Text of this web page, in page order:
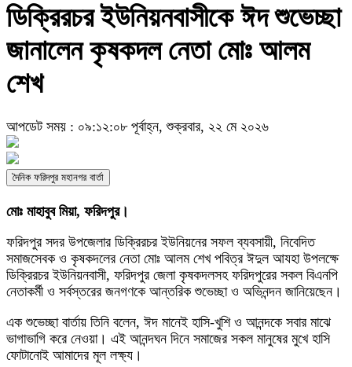
ডিক্রিরচর ইউনিয়নবাসীকে ঈদ শুভেচ্ছা
জানালেন কৃষকদল নেতা মোঃ আলম
শেখ
আপডেট সময় : ০৯:১২:০৮ পূর্বাহ্ন, শুক্রবার, ২২ মে ২০২৬
দৈনিক ফরিদপুর মহানগর বার্তা
মোঃ মাহাবুব মিয়া, ফরিদপুর।
ফরিদপুর সদর উপজেলার ডিক্রিরচর ইউনিয়নের সফল ব্যবসায়ী, নিবেদিত
সমাজসেবক ও কৃষকদলের নেতা মোঃ আলম শেখ পবিত্র ঈদুল আযহা উপলক্ষে
ডিক্রিরচর ইউনিয়নবাসী, ফরিদপুর জেলা কৃষকদলসহ ফরিদপুরের সকল বিএনপি
নেতাকর্মী ও সর্বস্তরের জনগণকে আন্তরিক শুভেচ্ছা ও অভিনন্দন জানিয়েছেন।
এক শুভেচ্ছা বার্তায় তিনি বলেন, ঈদ মানেই হাসি-খুশি ও আনন্দকে সবার মাঝে
ভাগাভাগি করে নেওয়া। এই আনন্দঘন দিনে সমাজের সকল মানুষের মুখে হাসি
ফোটানোই আমাদের মূল লক্ষ্য।